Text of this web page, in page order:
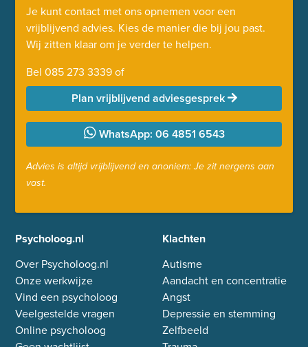
Je kunt contact met ons opnemen voor een
vrijblijvend advies. Kies de manier die bij jou past.
Wij zitten klaar om je verder te helpen.
Bel 085 273 3339of
Plan vrijblijvend adviesgesprek
WhatsApp: 06 4851 6543
Advies is altijd vrijblijvend en anoniem: Je zit nergens aan
vast.
Psycholoog.nl
Over Psycholoog.nl
Onze werkwijze
Vind een psycholoog
Veelgestelde vragen
Online psycholoog
Klachten
Autisme
Aandacht en concentratie
Angst
Depressie en stemming
Zelfbeeld